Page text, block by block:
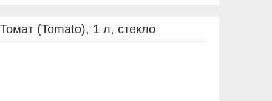
(Tomato), 1 л, стекло